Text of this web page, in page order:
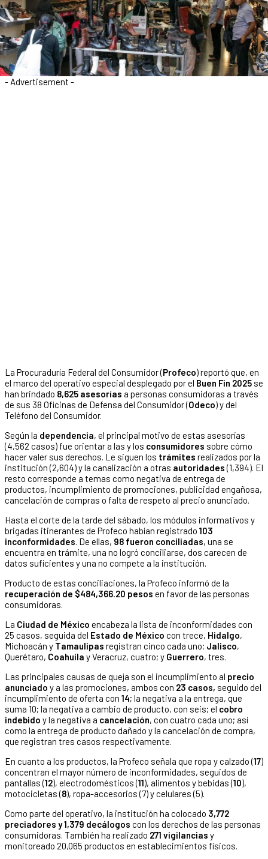
- Advertisement -
La Procuraduría Federal del Consumidor (Profeco) reportó que, en
el marco del operativo especial desplegado por el Buen Fin 2025 se
han brindado 8,625 asesorías a personas consumidoras a través
de sus 38 Oficinas de Defensa del Consumidor (Odeco) y del
Teléfono del Consumidor.
Según la dependencia, el principal motivo de estas asesorías
(4,562 casos) fue orientar a las y los consumidores sobre cómo
hacer valer sus derechos. Le siguen los trámites realizados por la
institución (2,604) y la canalización a otras autoridades(1,394). El
resto corresponde a temas como negativa de entrega de
productos, incumplimiento de promociones, publicidad engañosa,
cancelación de compras o falta de respeto al precio anunciado.
Hasta el corte de la tarde del sábado, los módulos informativos y
brigadas itinerantes de Profeco habían registrado 103
inconformidades. De ellas, 98 fueron conciliadas, una se
encuentra en trámite, una no logró conciliarse, dos carecen de
datos suficientes y una no compete a la institución.
Producto de estas conciliaciones, la Profeco informó de la
recuperación de $484,366.20 pesos en favor de las personas
consumidoras.
La Ciudad de México encabeza la lista de inconformidades con
25 casos, seguida del Estado de México con trece, Hidalgo,
Michoacán y Tamaulipas registran cinco cada uno; Jalisco,
Querétaro, Coahuila y Veracruz, cuatro; y Guerrero, tres.
Las principales causas de queja son el incumplimiento al precio
anunciado y a las promociones, ambos con 23 casos, seguido del
incumplimiento de oferta con 14; la negativa a la entrega, que
suma 10; la negativa a cambio de producto, con seis; el cobro
indebido y la negativa a cancelación, con cuatro cada uno; así
como la entrega de producto dañado y la cancelación de compra,
que registran tres casos respectivamente.
En cuanto a los productos, la Profeco señala que ropa y calzado (17)
concentran el mayor número de inconformidades, seguidos de
pantallas (12), electrodomésticos (11), alimentos y bebidas (10),
motocicletas (8), ropa-accesorios (7) y celulares (5).
Como parte del operativo, la institución ha colocado 3,772
preciadores y 1,379 decálogos con los derechos de las personas
consumidoras. También ha realizado 271 vigilancias y
monitoreado 20,065 productos en establecimientos físicos.